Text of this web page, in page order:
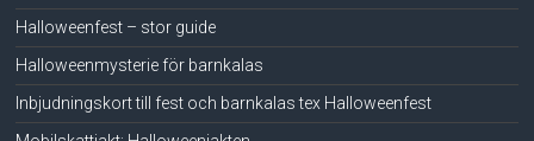
Halloweenfest – stor guide
Halloweenmysterie för barnkalas
Inbjudningskort till fest och barnkalas tex Halloweenfest